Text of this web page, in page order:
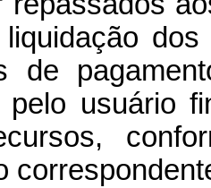
de
pelo usuário